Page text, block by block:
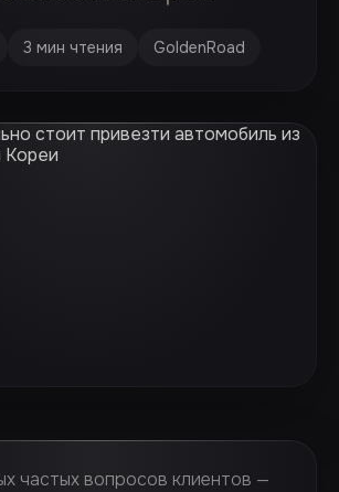
3 мин чтения GoldenRoad
частых вопросов клиентов —